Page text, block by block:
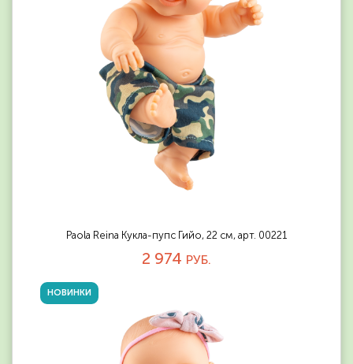
Paola Reina Кукла-пупс Гийо, 22 см, арт. 00221
2 974 РУБ.
НОВИНКИ